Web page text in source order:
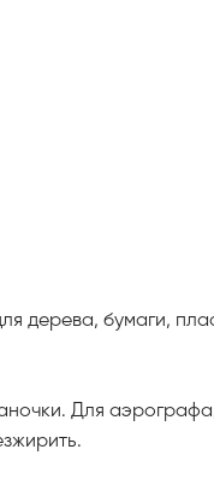
дерева, бумаги,
Для